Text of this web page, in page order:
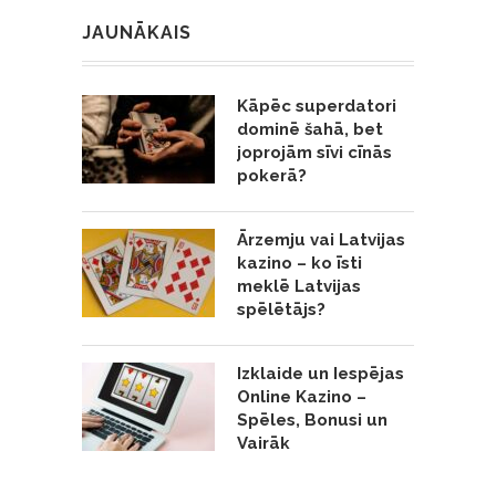
JAUNĀKAIS
Kāpēc superdatori
dominē šahā, bet
joprojām sīvi cīnās
pokerā?
Ārzemju vai Latvijas
kazino – ko īsti
meklē Latvijas
spēlētājs?
Izklaide un Iespējas
Online Kazino –
Spēles, Bonusi un
Vairāk